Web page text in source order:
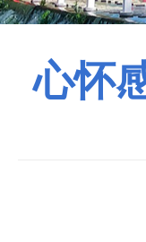
心怀